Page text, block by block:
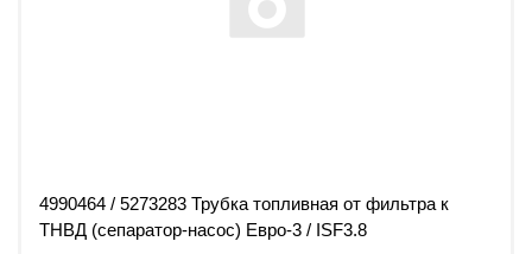
4990464 / 5273283 Трубка топливная от фильтра к
ТНВД (сепаратор-насос) Евро-3 / ISF3.8